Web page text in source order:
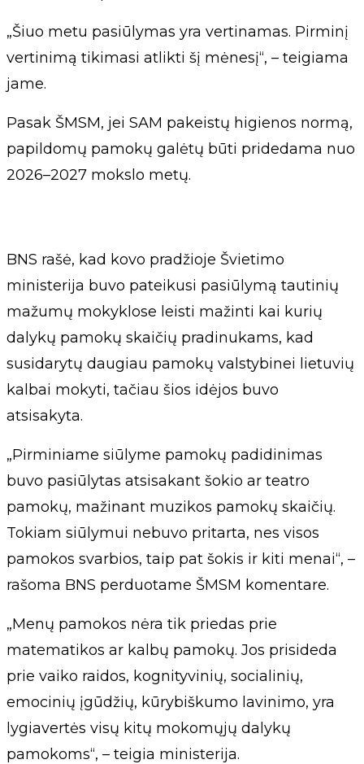
„Šiuo metu pasiūlymas yra vertinamas. Pirminį
vertinimą tikimasi atlikti šį mėnesį“, – teigiama
jame.
Pasak ŠMSM, jei SAM pakeistų higienos normą,
papildomų pamokų galėtų būti pridedama nuo
2026–2027 mokslo metų.
BNS rašė, kad kovo pradžioje Švietimo
ministerija buvo pateikusi pasiūlymą tautinių
mažumų mokyklose leisti mažinti kai kurių
dalykų pamokų skaičių pradinukams, kad
susidarytų daugiau pamokų valstybinei lietuvių
kalbai mokyti, tačiau šios idėjos buvo
atsisakyta.
„Pirminiame siūlyme pamokų padidinimas
buvo pasiūlytas atsisakant šokio ar teatro
pamokų, mažinant muzikos pamokų skaičių.
Tokiam siūlymui nebuvo pritarta, nes visos
pamokos svarbios, taip pat šokis ir kiti menai“, –
rašoma BNS perduotame ŠMSM komentare.
„Menų pamokos nėra tik priedas prie
matematikos ar kalbų pamokų. Jos prisideda
prie vaiko raidos, kognityvinių, socialinių,
emocinių įgūdžių, kūrybiškumo lavinimo, yra
lygiavertės visų kitų mokomųjų dalykų
pamokoms“, – teigia ministerija.